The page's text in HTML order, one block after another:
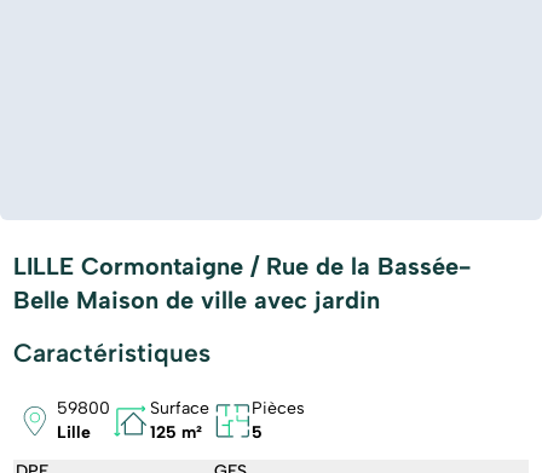
LILLE Cormontaigne / Rue de la Bassée-
Belle Maison de ville avec jardin
Caractéristiques
59800
Lille
Surface
125 m²
Pièces
5